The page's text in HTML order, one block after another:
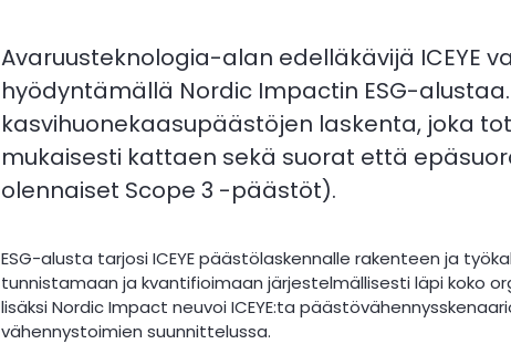
Avaruusteknologia-alan edelläkävijä ICEYE
hyödyntämällä Nordic Impactin ESG-
kasvihuonekaasupäästöjen laskenta, joka
mukaisesti kattaen sekä suorat että
olennaiset Scope 3 -päästöt).
ESG-alusta tarjosi ICEYE päästölaskennalle rakenteen ja
tunnistamaan ja kvantifioimaan järjestelmällisesti läpi koko
lisäksi Nordic Impact neuvoi ICEYE:ta
vähennystoimien suunnittelussa.